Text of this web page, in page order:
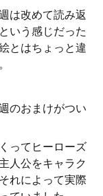
は改めて読み返
いう感じだった
とはちょっと違
のおまけがつい
ってヒーローズ
人公をキャラク
れによって実際